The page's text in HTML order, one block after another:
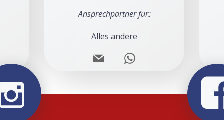
Ansprechpartner für:
Alles andere